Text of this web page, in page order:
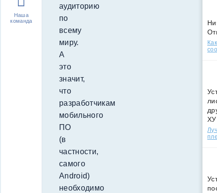
Наша
команда
аудиторию
по
всему
миру.
А
это
значит,
что
разработчикам
мобильного
ПО
(в
частности,
самого
Android)
необходимо